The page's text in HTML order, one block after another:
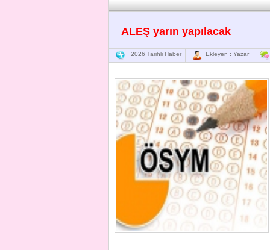
ALEŞ yarın yapılacak
2026 Tarihli Haber Ekleyen : Yazar